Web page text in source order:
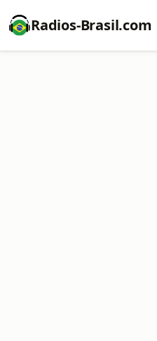
Radios-Brasil.com